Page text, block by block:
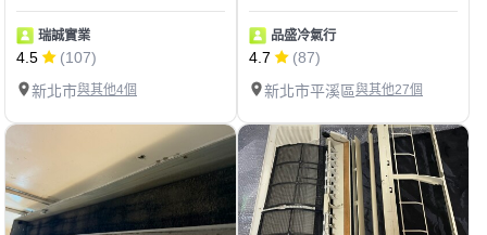
瑞誠實業
4.5
(107)
新北市與其他4個
品盛冷氣行
4.7
(87)
新北市平溪區與其他27個